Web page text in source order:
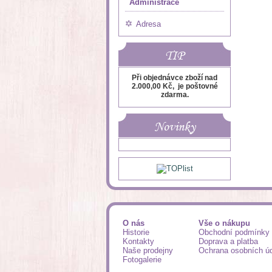
Administrace
Adresa
TIP
Při objednávce zboží nad
2.000,00 Kč, je poštovné
zdarma.
Novinky
O nás
Historie
Kontakty
Naše prodejny
Fotogalerie
Vše o nákupu
Obchodní podmínky
Doprava a platba
Ochrana osobních